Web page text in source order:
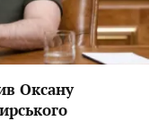
Оксану